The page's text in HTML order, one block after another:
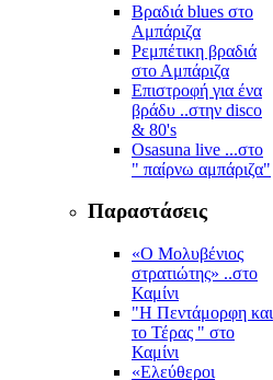
Βραδιά blues στο
Αμπάριζα
Ρεμπέτικη βραδιά
στο Αμπάριζα
Επιστροφή για ένα
βράδυ ..στην disco
& 80's
Osasuna live ...στο
" παίρνω αμπάριζα"
Παραστάσεις
«Ο Μολυβένιος
στρατιώτης» ..στο
Καμίνι
"Η Πεντάμορφη και
το Τέρας " στο
Καμίνι
«Ελεύθεροι